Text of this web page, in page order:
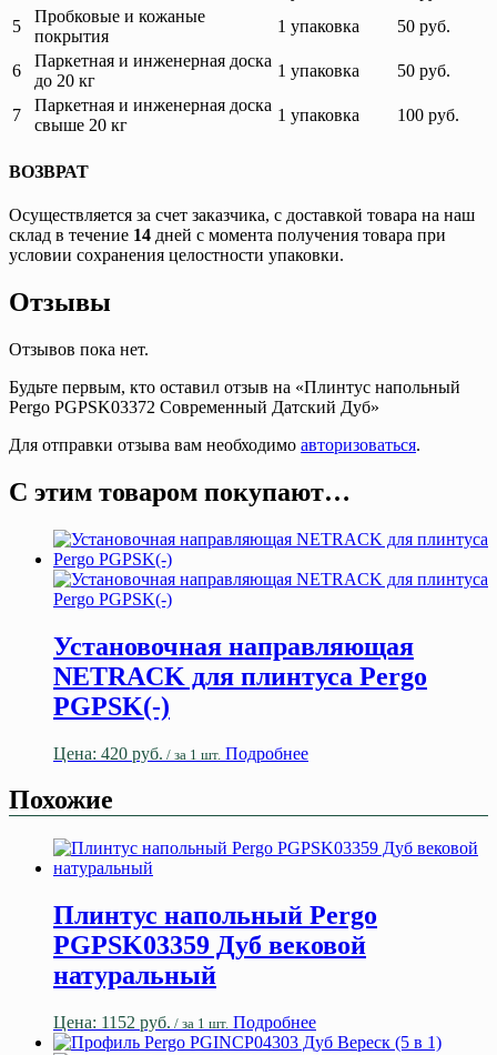
5
Пробковые и кожаные
покрытия
1 упаковка 50 руб.
6
Паркетная и инженерная доска
до 20 кг
1 упаковка 50 руб.
7
Паркетная и инженерная доска
свыше 20 кг
1 упаковка 100 руб.
ВОЗВРАТ
Осуществляется за счет заказчика, с доставкой товара на наш
склад в течение 14 дней с момента получения товара при
условии сохранения целостности упаковки.
Отзывы
Отзывов пока нет.
Будьте первым, кто оставил отзыв на «Плинтус напольный
Pergo PGPSK03372 Современный Датский Дуб»
Для отправки отзыва вам необходимо авторизоваться.
С этим товаром покупают…
Установочная направляющая
NETRACK для плинтуса Pergo
PGPSK(-)
Цена: 420 руб. / за 1 шт. Подробнее
Похожие
Плинтус напольный Pergo
PGPSK03359 Дуб вековой
натуральный
Цена: 1152 руб. / за 1 шт. Подробнее